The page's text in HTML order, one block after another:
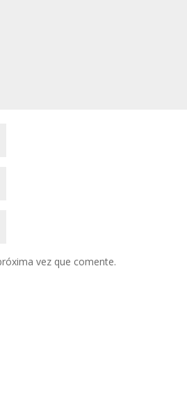
vez que comente.